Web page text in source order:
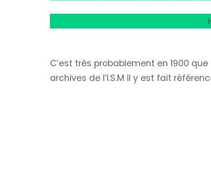
C’est très probablement en 1900
archives de l’I.S.M il y est fait